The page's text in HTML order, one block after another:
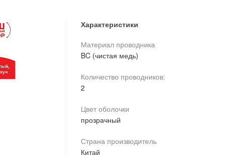
Характеристики
Материал проводника
BC (чистая медь)
Количество проводников:
2
Цвет оболочки
прозрачный
Страна производитель
Китай